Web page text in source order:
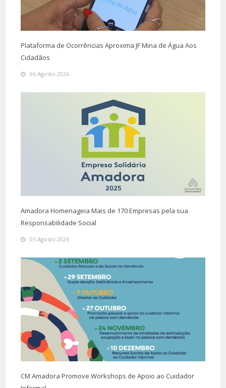
Plataforma de Ocorrências Aproxima JF Mina de Água Aos
Cidadãos
06 Agosto 2026
Amadora Homenageia Mais de 170 Empresas pela sua
Responsabilidade Social
05 Agosto 2026
CM Amadora Promove Workshops de Apoio ao Cuidador